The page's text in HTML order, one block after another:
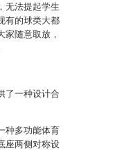
无法提起学生
有的球类大都
家随意取放，
了一种设计合
种多功能体育
座两侧对称设